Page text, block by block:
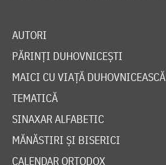
AUTORI
PĂRINȚI DUHOVNICEȘTI
MAICI CU VIAȚĂ DUHOVNICEASCĂ
TEMATICĂ
SINAXAR ALFABETIC
MĂNĂSTIRI ȘI BISERICI
CALENDAR ORTODOX